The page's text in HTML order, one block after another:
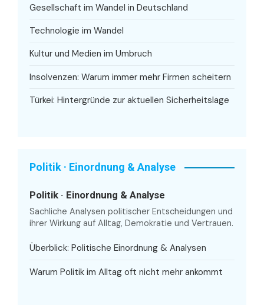
Gesellschaft im Wandel in Deutschland
Technologie im Wandel
Kultur und Medien im Umbruch
Insolvenzen: Warum immer mehr Firmen scheitern
Türkei: Hintergründe zur aktuellen Sicherheitslage
Politik · Einordnung & Analyse
Politik · Einordnung & Analyse
Sachliche Analysen politischer Entscheidungen und
ihrer Wirkung auf Alltag, Demokratie und Vertrauen.
Überblick: Politische Einordnung & Analysen
Warum Politik im Alltag oft nicht mehr ankommt